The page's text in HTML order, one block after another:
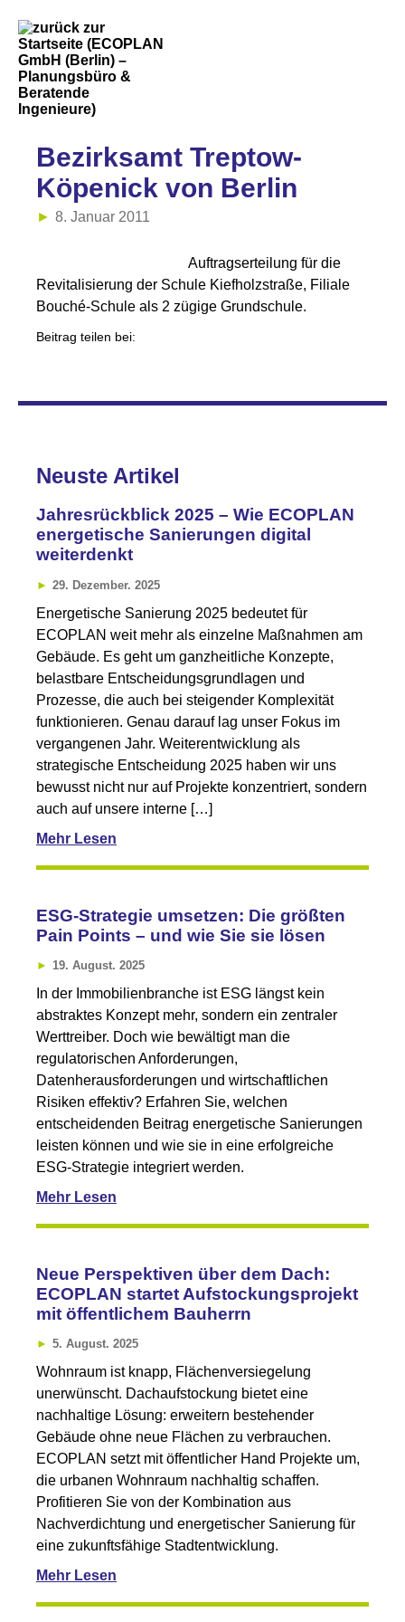
Bezirksamt Treptow-
Köpenick von Berlin
8. Januar 2011
Auftragserteilung für die
Revitalisierung der Schule Kiefholzstraße, Filiale
Bouché-Schule als 2 zügige Grundschule.
Beitrag teilen bei:
Neuste Artikel
Jahresrückblick 2025 – Wie ECOPLAN
energetische Sanierungen digital
weiterdenkt
29. Dezember. 2025
Energetische Sanierung 2025 bedeutet für
ECOPLAN weit mehr als einzelne Maßnahmen am
Gebäude. Es geht um ganzheitliche Konzepte,
belastbare Entscheidungsgrundlagen und
Prozesse, die auch bei steigender Komplexität
funktionieren. Genau darauf lag unser Fokus im
vergangenen Jahr. Weiterentwicklung als
strategische Entscheidung 2025 haben wir uns
bewusst nicht nur auf Projekte konzentriert, sondern
auch auf unsere interne […]
Mehr Lesen
ESG-Strategie umsetzen: Die größten
Pain Points – und wie Sie sie lösen
19. August. 2025
In der Immobilienbranche ist ESG längst kein
abstraktes Konzept mehr, sondern ein zentraler
Werttreiber. Doch wie bewältigt man die
regulatorischen Anforderungen,
Datenherausforderungen und wirtschaftlichen
Risiken effektiv? Erfahren Sie, welchen
entscheidenden Beitrag energetische Sanierungen
leisten können und wie sie in eine erfolgreiche
ESG-Strategie integriert werden.
Mehr Lesen
Neue Perspektiven über dem Dach:
ECOPLAN startet Aufstockungsprojekt
mit öffentlichem Bauherrn
5. August. 2025
Wohnraum ist knapp, Flächenversiegelung
unerwünscht. Dachaufstockung bietet eine
nachhaltige Lösung: erweitern bestehender
Gebäude ohne neue Flächen zu verbrauchen.
ECOPLAN setzt mit öffentlicher Hand Projekte um,
die urbanen Wohnraum nachhaltig schaffen.
Profitieren Sie von der Kombination aus
Nachverdichtung und energetischer Sanierung für
eine zukunftsfähige Stadtentwicklung.
Mehr Lesen